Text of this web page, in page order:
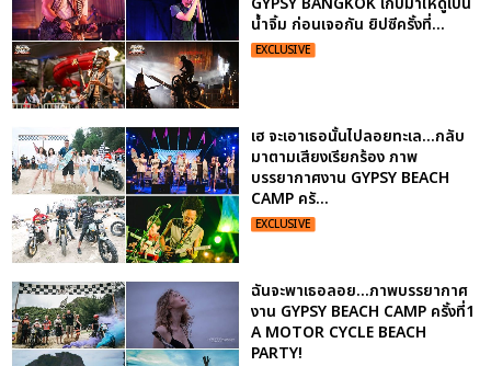
น้ำจิ้ม ก่อนเจอกัน ยิปซีครั้งที่...
EXCLUSIVE
เฮ จะเอาเธอนั้นไปลอยทะเล...กลับ
มาตามเสียงเรียกร้อง ภาพ
บรรยากาศงาน GYPSY BEACH
CAMP ครั...
EXCLUSIVE
ฉันจะพาเธอลอย...ภาพบรรยากาศ
งาน GYPSY BEACH CAMP ครั้งที่1
A MOTOR CYCLE BEACH
PARTY!